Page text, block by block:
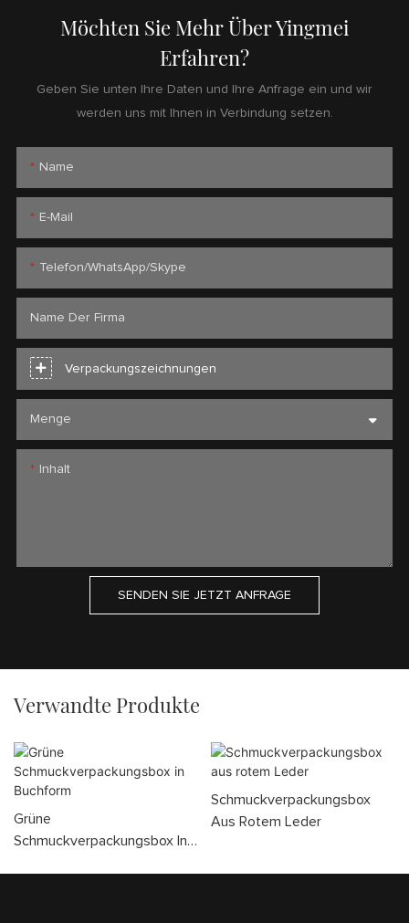
Möchten Sie Mehr Über Yingmei
Erfahren?
Geben Sie unten Ihre Daten und Ihre Anfrage ein und wir
werden uns mit Ihnen in Verbindung setzen.
Name
E-Mail
Telefon/WhatsApp/Skype
Name Der Firma
Verpackungszeichnungen
Menge
Inhalt
SENDEN SIE JETZT ANFRAGE
Verwandte Produkte
Grüne
Schmuckverpackungsbox In
Schmuckverpackungsbox
Aus Rotem Leder